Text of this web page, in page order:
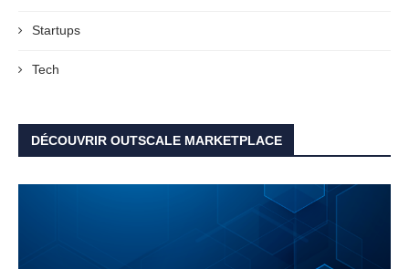
Startups
Tech
DÉCOUVRIR OUTSCALE MARKETPLACE